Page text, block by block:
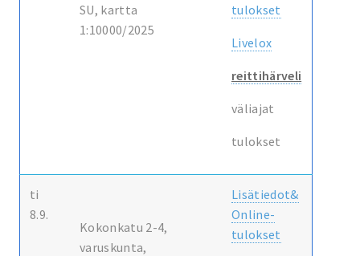
SU, kartta
1:10000/2025
tulokset
Livelox
reittihärveli
väliajat
tulokset
ti
8.9.
Kokonkatu 2-4,
varuskunta,
Lisätiedot&
Online-
tulokset